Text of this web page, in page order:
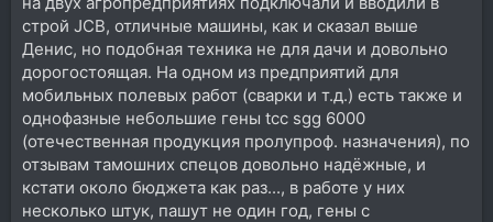
строй JCB, отличные машины, как и сказал выше
Денис, но подобная техника не для дачи и довольно
дорогостоящая. На одном из предприятий для
мобильных полевых работ (сварки и т.д.) есть также и
однофазные небольшие гены tcc sgg 6000
(отечественная продукция пролупроф. назначения), по
отзывам тамошних спецов довольно надёжные, и
кстати около бюджета как раз..., в работе у них
несколько штук, пашут не один год, гены с